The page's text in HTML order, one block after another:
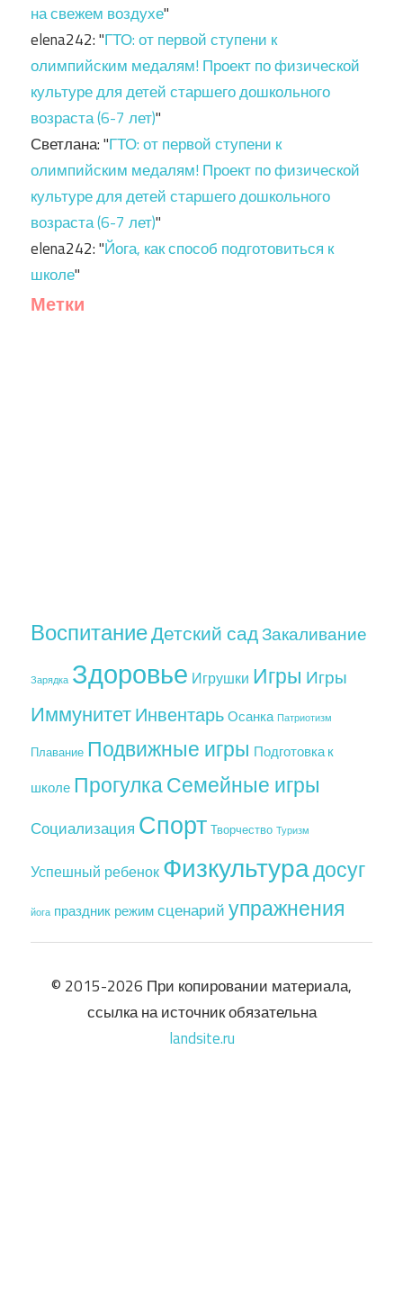
на свежем воздухе"
elena242: "ГТО: от первой ступени к
олимпийским медалям! Проект по физической
культуре для детей старшего дошкольного
возраста (6-7 лет)"
Светлана: "ГТО: от первой ступени к
олимпийским медалям! Проект по физической
культуре для детей старшего дошкольного
возраста (6-7 лет)"
elena242: "Йога, как способ подготовиться к
школе"
Метки
ВоспитаниеДетский садЗакаливание
Зарядка Здоровье Игрушки Игры Игры
ИммунитетИнвентарьОсанка Патриотизм
Плавание Подвижные игры Подготовка к
школе ПрогулкаСемейные игры
Социализация Спорт Творчество Туризм
Успешный ребенок Физкультурадосуг
йога праздник режимсценарийупражнения
© 2015-2026 При копировании материала,
ссылка на источник обязательна
landsite.ru